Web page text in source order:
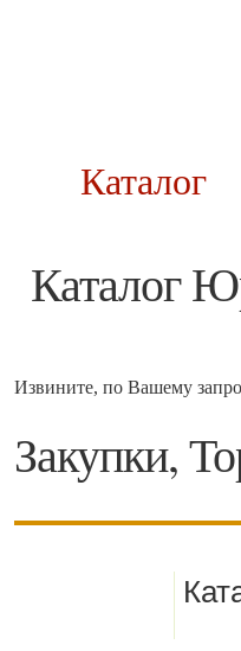
Каталог
Каталог
Извините, по Вашему
Закупки,